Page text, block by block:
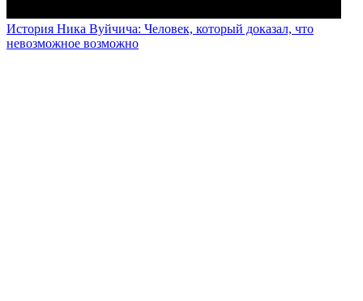
История Ника Вуйчича: Человек, который доказал, что
невозможное возможно